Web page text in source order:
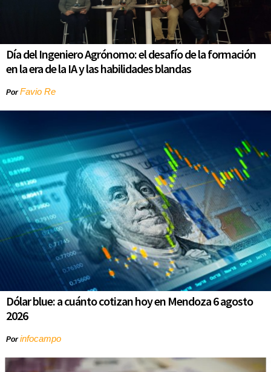
Día del Ingeniero Agrónomo: el desafío de la formación
en la era de la IA y las habilidades blandas
PorFavio Re
Dólar blue: a cuánto cotizan hoy en Mendoza 6 agosto
2026
Porinfocampo